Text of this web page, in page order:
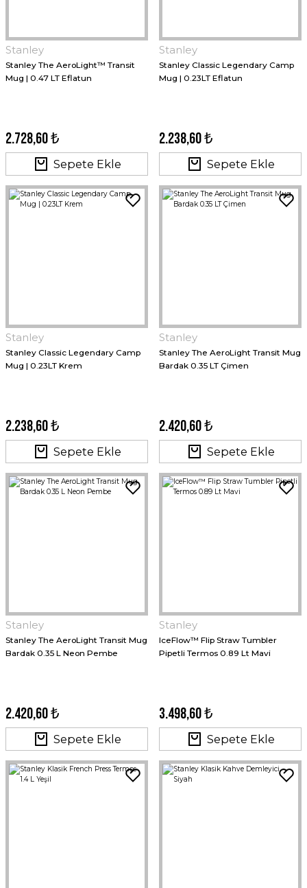
Stanley
Stanley The AeroLight™ Transit
Mug | 0.47 LT Eflatun
2.728,60 ₺
Sepete Ekle
Stanley
Stanley Classic Legendary Camp
Mug | 0.23LT Eflatun
2.238,60 ₺
Sepete Ekle
Stanley
Stanley Classic Legendary Camp
Mug | 0.23LT Krem
2.238,60 ₺
Sepete Ekle
Stanley
Stanley The AeroLight Transit Mug
Bardak 0.35 LT Çimen
2.420,60 ₺
Sepete Ekle
Stanley
Stanley The AeroLight Transit Mug
Bardak 0.35 L Neon Pembe
2.420,60 ₺
Sepete Ekle
Stanley
IceFlow™ Flip Straw Tumbler
Pipetli Termos 0.89 Lt Mavi
3.498,60 ₺
Sepete Ekle